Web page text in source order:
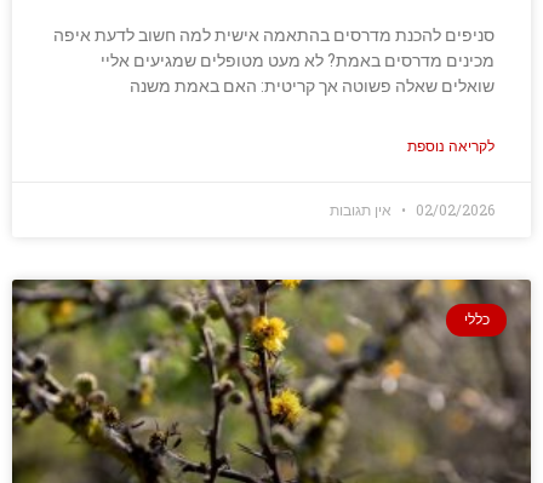
סניפים להכנת מדרסים בהתאמה אישית למה חשוב לדעת איפה
מכינים מדרסים באמת? לא מעט מטופלים שמגיעים אליי
שואלים שאלה פשוטה אך קריטית: האם באמת משנה
לקריאה נוספת
02/02/2026 אין תגובות
כללי